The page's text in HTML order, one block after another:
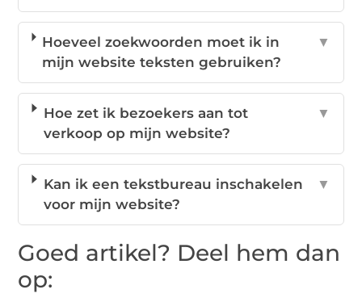
Hoeveel zoekwoorden moet ik in
mijn website teksten gebruiken?
▼
Hoe zet ik bezoekers aan tot
verkoop op mijn website?
▼
Kan ik een tekstbureau inschakelen
voor mijn website?
▼
Goed artikel? Deel hem dan
op: